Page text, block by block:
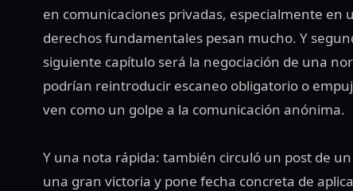
en comunicaciones privadas, especialmente en
derechos fundamentales pesan mucho. Y
siguiente capítulo será la negociación de una
podrían reintroducir escaneo obligatorio o
ven como un golpe a la comunicación anónima.
Y una nota rápida: también circuló un post de
una gran victoria y pone fecha concreta de